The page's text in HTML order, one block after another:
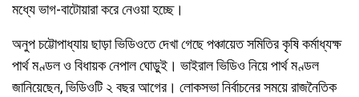
মধ্যে ভাগ-বাটোয়ারা করে নেওয়া হচ্ছে।
অনুপ চট্টোপাধ্যায় ছাড়া ভিডিওতে দেখা গেছে পঞ্চায়েত সমিতির কৃষি কর্মাধ্যক্ষ
পার্থ মণ্ডল ও বিধায়ক নেপাল ঘোড়ুই। ভাইরাল ভিডিও নিয়ে পার্থ মণ্ডল
জানিয়েছেন, ভিডিওটি ২ বছর আগের। লোকসভা নির্বাচনের সময়ে রাজনৈতিক